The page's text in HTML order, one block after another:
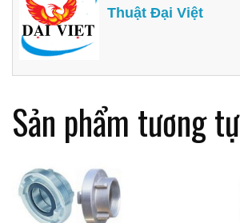
Thuật Đại Việt
Sản phẩm tương tự